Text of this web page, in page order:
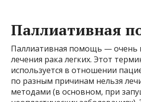
Паллиативная
Паллиативная помощь — очень
лечения рака легких. Этот
используется в отношении
по разным причинам нельзя
методами (в основном, при